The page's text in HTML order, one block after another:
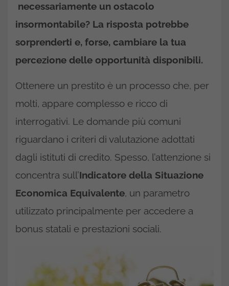
necessariamente un ostacolo
insormontabile? La risposta potrebbe
sorprenderti e, forse, cambiare la tua
percezione delle opportunità disponibili.
Ottenere un prestito è un processo che, per
molti, appare complesso e ricco di
interrogativi. Le domande più comuni
riguardano i criteri di valutazione adottati
dagli istituti di credito. Spesso, l’attenzione si
concentra sull’Indicatore della Situazione
Economica Equivalente, un parametro
utilizzato principalmente per accedere a
bonus statali e prestazioni sociali.